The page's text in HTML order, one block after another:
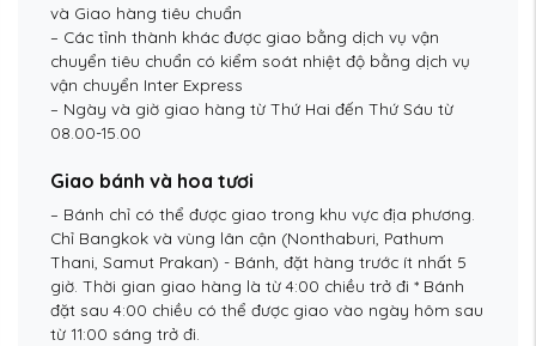
và Giao hàng tiêu chuẩn
– Các tỉnh thành khác được giao bằng dịch vụ vận
chuyển tiêu chuẩn có kiểm soát nhiệt độ bằng dịch vụ
vận chuyển Inter Express
– Ngày và giờ giao hàng từ Thứ Hai đến Thứ Sáu từ
08.00-15.00
Giao bánh và hoa tươi
– Bánh chỉ có thể được giao trong khu vực địa phương.
Chỉ Bangkok và vùng lân cận (Nonthaburi, Pathum
Thani, Samut Prakan) - Bánh, đặt hàng trước ít nhất 5
giờ. Thời gian giao hàng là từ 4:00 chiều trở đi * Bánh
đặt sau 4:00 chiều có thể được giao vào ngày hôm sau
từ 11:00 sáng trở đi.